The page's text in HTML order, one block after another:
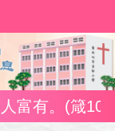
(箴10:4)